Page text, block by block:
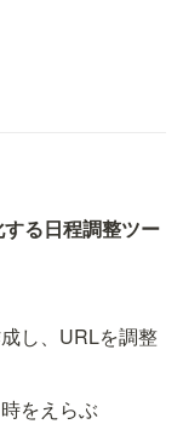
る日程調整ツー
し、URLを調整
をえらぶ